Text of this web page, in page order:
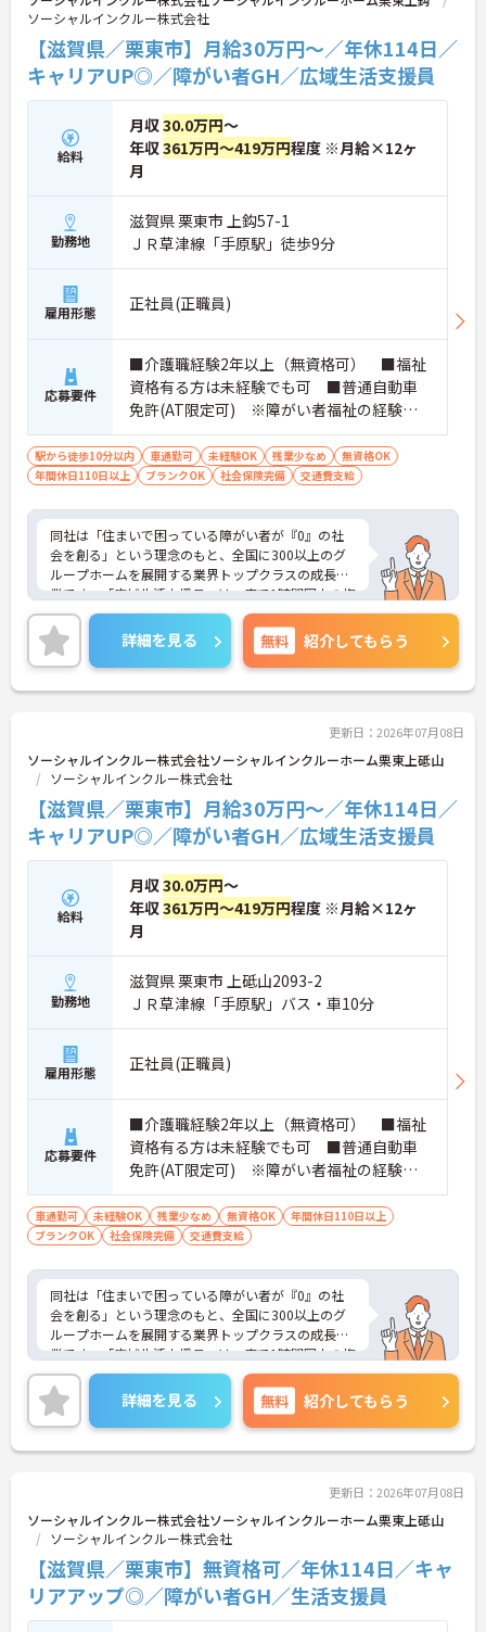
ことができ、現場の介助業務にとどまらず、施設運
営や人材育成の視点を養うことで、将来のエリアマ
ネージャー候補としてのステップアップに直結しま
す。
があり、20代から60代まで幅広い年代が活躍してい
ます。年間休日も114日確保されているため、無理
なく長期的なキャリアを築いていただけます。
・全施設がバリアフリー設計かつ最新設備を備えて
おり、清潔感にあふれた美しい環境です。ハード面
に加え、ソフト面でも「献立の事前決定・レシピ完
備」により現場の負担が大幅に軽減されています。
ご利用者様の安全性はもちろん、働くスタッフにと
っても身体的負担が少なく、高いモチベーションを
保って業務に集中できます。
ソーシャルインクルー株式会社
【滋賀県／栗東市】月給30万円～／年休114日／
キャリアUP◎／障がい者GH／広域生活支援員
給料
月収30.0万円～
年収361万円～419万円程度 ※月給×12ヶ
月
勤務地
滋賀県 栗東市 上鈎57-1
ＪＲ草津線「手原駅」徒歩9分
雇用形態 正社員(正職員)
応募要件
■介護職経験2年以上（無資格可） ■福祉
資格有る方は未経験でも可 ■普通自動車
免許(AT限定可) ※障がい者福祉の経験は
不問です。※実務経験2年以上の方、障がい
者福祉に関する経験をお持ちの方大歓迎
駅から徒歩10分以内 車通勤可 未経験OK 残業少なめ
無資格OK
年間休日110日以上
ブランクOK 社会保険完備 交通費支給
同社は「住まいで困っている障がい者が『0』の社
会を創る」という理念のもと、全国に300以上のグ
ループホームを展開する業界トップクラスの成長企
業です。「広域生活支援員」は、車で1時間圏内の複
数施設を横断的に担当し、現場支援とパートスタッ
フのサポートを行うハイクラスなポジションです。
最新設備とバリアフリーが完備され、スタッフの身
体的負担が少なく、広域手当5万円が付与されるこ
とで高い給与水準を実現しています。年間休日114
効率化など、ワークライフバランスを保ちながら定
年70歳まで長期的に活躍できる制度が盤石に整って
います。複数施設を経験することで培われるマネジ
メント視点は、将来的なエリアマネージャーへのキ
ャリアアップにも直結しており、最新の環境で専門
性を発揮したいプロフェッショナルの方にお勧めで
す。
★おすすめPOINT★
・広域支援員として複数のホームを巡るため、各ホ
ームのパートスタッフの教育やサポートにも携わる
ネージャー候補としてのステップアップに直結しま
す。
があり、20代から60代まで幅広い年代が活躍してい
ます。年間休日も114日確保されているため、無理
なく長期的なキャリアを築いていただけます。
・全施設がバリアフリー設計かつ最新設備を備えて
おり、清潔感にあふれた美しい環境です。ハード面
に加え、ソフト面でも「献立の事前決定・レシピ完
備」により現場の負担が大幅に軽減されています。
ご利用者様の安全性はもちろん、働くスタッフにと
っても身体的負担が少なく、高いモチベーションを
保って業務に集中できます。
詳細を見る 無料 紹介してもらう
更新日：2026年07月08日
ソーシャルインクルー株式会社ソーシャルインクルーホーム栗東上砥山
ソーシャルインクルー株式会社
【滋賀県／栗東市】月給30万円～／年休114日／
キャリアUP◎／障がい者GH／広域生活支援員
給料
月収30.0万円～
年収361万円～419万円程度 ※月給×12ヶ
月
勤務地
滋賀県 栗東市 上砥山2093-2
ＪＲ草津線「手原駅」バス・車10分
雇用形態 正社員(正職員)
応募要件
■介護職経験2年以上（無資格可） ■福祉
資格有る方は未経験でも可 ■普通自動車
免許(AT限定可) ※障がい者福祉の経験は
不問です。※実務経験2年以上の方、障がい
者福祉に関する経験をお持ちの方大歓迎
車通勤可 未経験OK 残業少なめ 無資格OK
年間休日110日以上
ブランクOK
社会保険完備 交通費支給
同社は「住まいで困っている障がい者が『0』の社
会を創る」という理念のもと、全国に300以上のグ
ループホームを展開する業界トップクラスの成長企
業です。「広域生活支援員」は、車で1時間圏内の複
数施設を横断的に担当し、現場支援とパートスタッ
フのサポートを行うハイクラスなポジションです。
最新設備とバリアフリーが完備され、スタッフの身
体的負担が少なく、広域手当5万円が付与されるこ
とで高い給与水準を実現しています。年間休日114
効率化など、ワークライフバランスを保ちながら定
年70歳まで長期的に活躍できる制度が盤石に整って
います。複数施設を経験することで培われるマネジ
メント視点は、将来的なエリアマネージャーへのキ
ャリアアップにも直結しており、最新の環境で専門
性を発揮したいプロフェッショナルの方にお勧めで
す。
詳細を見る 無料 紹介してもらう
更新日：2026年07月08日
ソーシャルインクルー株式会社ソーシャルインクルーホーム栗東上砥山
ソーシャルインクルー株式会社
【滋賀県／栗東市】無資格可／年休114日／キャ
リアアップ◎／障がい者GH／生活支援員